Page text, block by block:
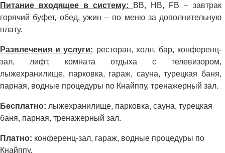
Питание входящее в систему:
BB, HB, FB – завтрак
горячий буфет, обед, ужин – по меню за дополнительную
плату.
Развлечения и услуги: ресторан, холл, бар, конференц-
зал, лифт, комната отдыха с телевизором,
лыжехранилище, парковка, гараж, сауна, турецкая баня,
парная, водные процедуры по Кнайппу, тренажерный зал.
Бесплатно: лыжехранилище, парковка, сауна, турецкая
баня, парная, тренажерный зал.
Платно: конференц-зал, гараж, водные процедуры по
Кнайппу.